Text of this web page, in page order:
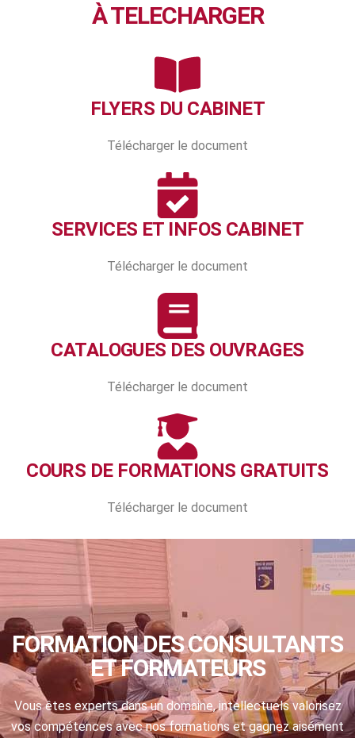
À TELECHARGER
FLYERS DU CABINET
Télécharger le document
SERVICES ET INFOS CABINET
Télécharger le document
CATALOGUES DES OUVRAGES
Télécharger le document
COURS DE FORMATIONS GRATUITS
Télécharger le document
FORMATION DES CONSULTANTS
ET FORMATEURS
Vous êtes experts dans un domaine, intellectuels valorisez
vos compétences avec nos formations et gagnez aisément